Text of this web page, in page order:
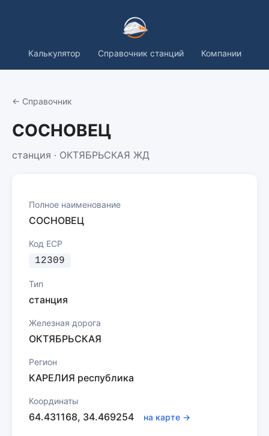
Калькулятор Справочник станций Компании
← Справочник
СОСНОВЕЦ
станция · ОКТЯБРЬСКАЯ ЖД
Полное наименование
СОСНОВЕЦ
Код ЕСР
12309
Тип
станция
Железная дорога
ОКТЯБРЬСКАЯ
Регион
КАРЕЛИЯ республика
Координаты
64.431168, 34.469254 на карте →